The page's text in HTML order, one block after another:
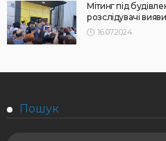
Мітинг під
розслідувачі
16.07.2024
Пошук